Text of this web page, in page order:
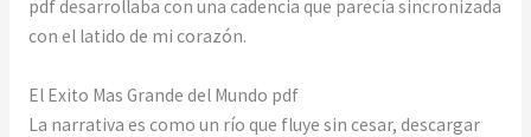
pdf desarrollaba con una cadencia que parecía sincronizada
con el latido de mi corazón.
El Exito Mas Grande del Mundo pdf
La narrativa es como un río que fluye sin cesar, descargar